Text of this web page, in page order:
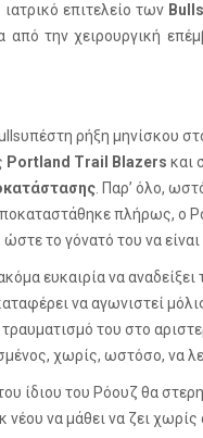
επιτελείο των Bulls
από την χειρουργική
υπέστη ρήξη μηνίσκου
Portland Trail Blazers και
. Παρ’ όλο,
πλήρως, ο
το γόνατό του να
ευκαιρία να
να αγωνιστεί
του στο
χωρίς, ωστόσο, να
ίδιου του Ρόουζ θα
να μάθει να ζει χωρίς